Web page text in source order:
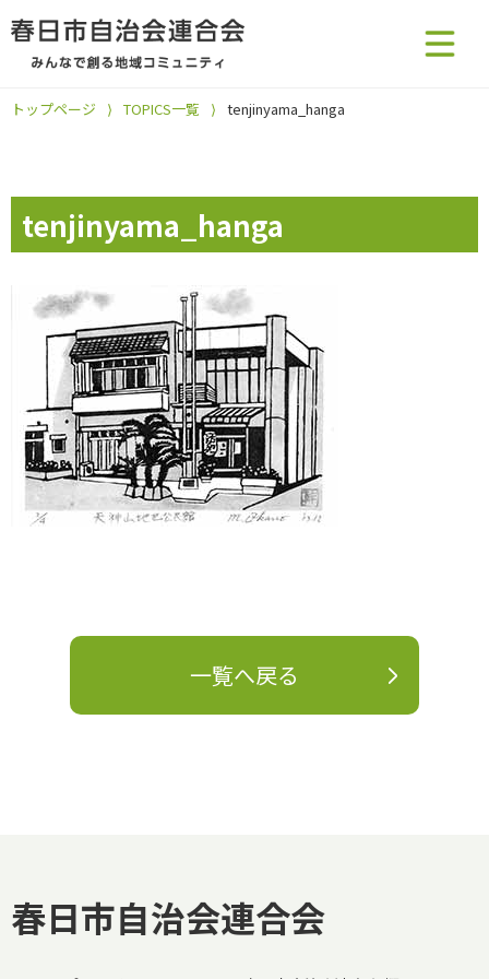
トップページ ⟩ TOPICS一覧 ⟩ tenjinyama_hanga
tenjinyama_hanga
一覧へ戻る
春日市自治会連合会